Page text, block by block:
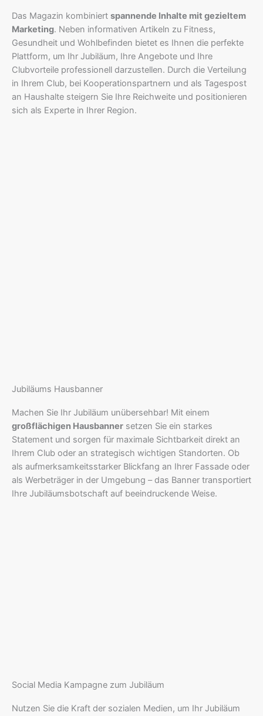
Das Magazin kombiniert spannende Inhalte mit gezieltem
Marketing. Neben informativen Artikeln zu Fitness,
Gesundheit und Wohlbefinden bietet es Ihnen die perfekte
Plattform, um Ihr Jubiläum, Ihre Angebote und Ihre
Clubvorteile professionell darzustellen. Durch die Verteilung
in Ihrem Club, bei Kooperationspartnern und als Tagespost
an Haushalte steigern Sie Ihre Reichweite und positionieren
sich als Experte in Ihrer Region.
Jubiläums Hausbanner
Machen Sie Ihr Jubiläum unübersehbar! Mit einem
großflächigen Hausbanner setzen Sie ein starkes
Statement und sorgen für maximale Sichtbarkeit direkt an
Ihrem Club oder an strategisch wichtigen Standorten. Ob
als aufmerksamkeitsstarker Blickfang an Ihrer Fassade oder
als Werbeträger in der Umgebung – das Banner transportiert
Ihre Jubiläumsbotschaft auf beeindruckende Weise.
Social Media Kampagne zum Jubiläum
Nutzen Sie die Kraft der sozialen Medien, um Ihr Jubiläum